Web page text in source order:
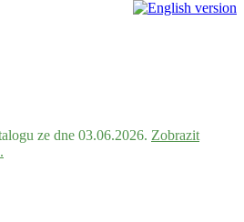
ze dne 03.06.2026. Zobrazit